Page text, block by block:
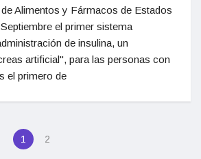
Alimentos y Fármacos de Estados
el primer sistema
de insulina, un
artificial", para las personas con
el primero de
1 2